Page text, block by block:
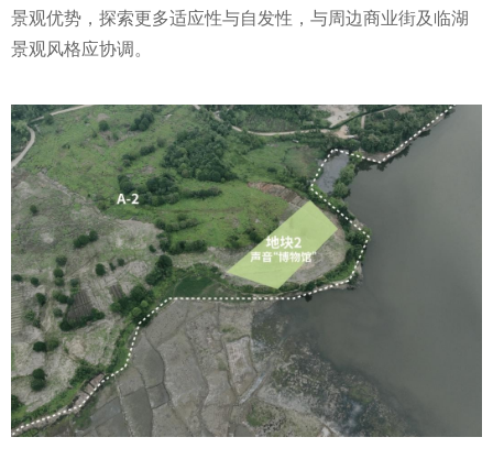
景观优势，探索更多适应性与自发性，与周边商业街及临湖
景观风格应协调。